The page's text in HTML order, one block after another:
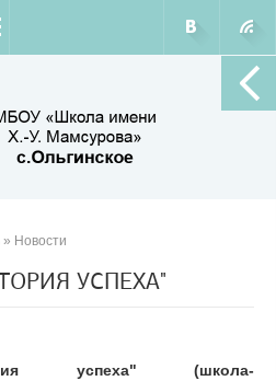
» Новости
УСПЕХА"
успеха" (школа-